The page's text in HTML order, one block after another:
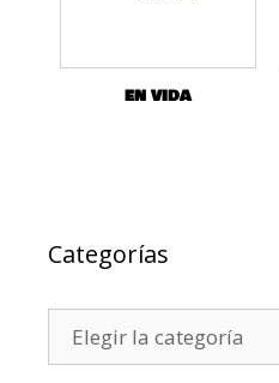
EN VIDA
Categorías